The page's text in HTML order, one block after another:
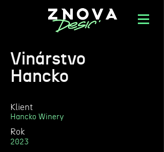
Vinárstvo
Hancko
Klient
Hancko Winery
Rok
2023